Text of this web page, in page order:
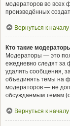
модераторов во всех
произведённых
Вернуться к началу
Кто такие
Модераторы — это
ежедневно следят за
удалять сообщения,
объединять темы на
модераторов — не
обсуждаемым темам
Вернуться к началу